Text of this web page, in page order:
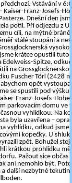
Vstávání v
Kaiser-Franz-Josefs-
Dnešní den
potil. Při odjezdu z
cíli, na mýtné bráně
stálé stoupání a
krátce opustili tuto
Spitze,
na
Fuscher Törl (2428
opět
se spustili pod výšku
Franz-Josefs-Höhe
parkovacím domu ve
vyhlídkou. Na
byla uzavřena –
vyhlídku, odkud jsme
kopečky. U
zpět. Bohužel
krátkou prohlídku
Pažout sice občas
ani nemohlo být.
další nezbytné